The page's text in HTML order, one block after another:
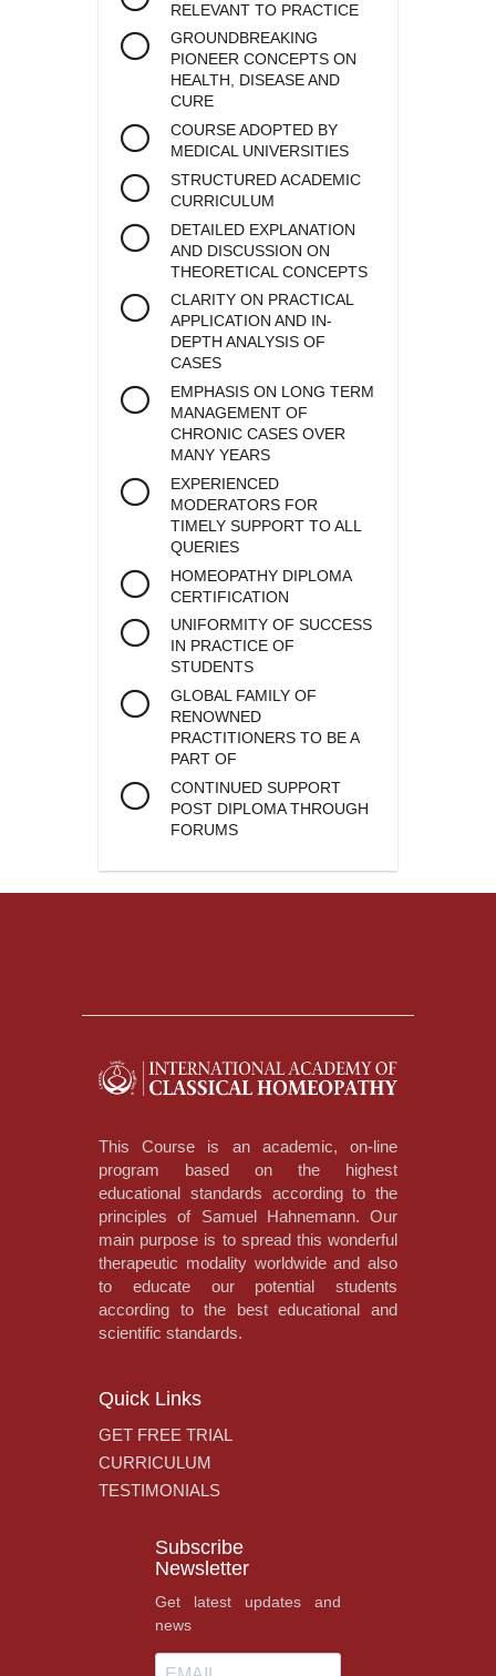
RELEVANT TO PRACTICE
GROUNDBREAKING
PIONEER CONCEPTS ON
HEALTH, DISEASE AND
CURE
COURSE ADOPTED BY
MEDICAL UNIVERSITIES
STRUCTURED ACADEMIC
CURRICULUM
DETAILED EXPLANATION
AND DISCUSSION ON
THEORETICAL CONCEPTS
CLARITY ON PRACTICAL
APPLICATION AND IN-
DEPTH ANALYSIS OF
CASES
EMPHASIS ON LONG TERM
MANAGEMENT OF
CHRONIC CASES OVER
MANY YEARS
EXPERIENCED
MODERATORS FOR
TIMELY SUPPORT TO ALL
QUERIES
HOMEOPATHY DIPLOMA
CERTIFICATION
UNIFORMITY OF SUCCESS
IN PRACTICE OF
STUDENTS
GLOBAL FAMILY OF
RENOWNED
PRACTITIONERS TO BE A
PART OF
CONTINUED SUPPORT
POST DIPLOMA THROUGH
FORUMS
This Course is an academic, on-line
program based on the highest
educational standards according to the
principles of Samuel Hahnemann. Our
main purpose is to spread this wonderful
therapeutic modality worldwide and also
to educate our potential students
according to the best educational and
scientific standards.
Quick Links
GET FREE TRIAL
CURRICULUM
TESTIMONIALS
Subscribe
Newsletter
Get latest updates and
news